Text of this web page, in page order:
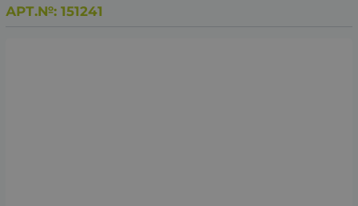
АРТ.№: 151241